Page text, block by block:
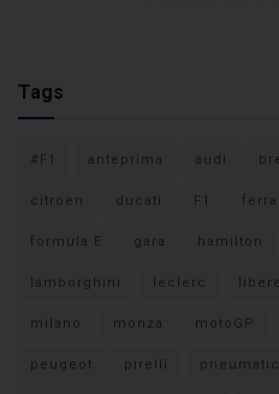
Tags
#F1 anteprima audi
citroen ducati F1
formula E gara hamilton
lamborghini leclerc libere
milano monza motoGP
peugeot pirelli